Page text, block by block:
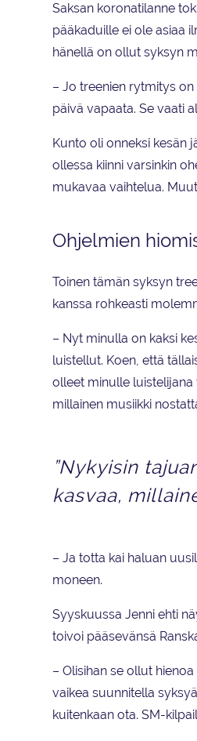
Saksan koronatilanne
pääkaduille ei ole asiaa
hänellä on ollut syksyn
– Jo treenien rytmitys
päivä vapaata. Se vaati
Kunto oli onneksi kesän
ollessa kiinni varsinkin
mukavaa vaihtelua.
Ohjelmien
Toinen tämän syksyn
kanssa rohkeasti
– Nyt minulla on kaksi
luistellut. Koen, että
olleet minulle luistelijana
millainen musiikki
”Nykyisin
kasvaa,
– Ja totta kai haluan
moneen.
Syyskuussa Jenni ehti
toivoi pääsevänsä
– Olisihan se ollut
vaikea suunnitella
kuitenkaan ota. SM-